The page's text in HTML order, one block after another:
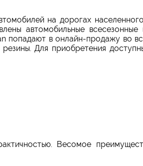
на дорогах
автомобильные
попадают в онлайн-продажу во
Для приобретения
Весомое